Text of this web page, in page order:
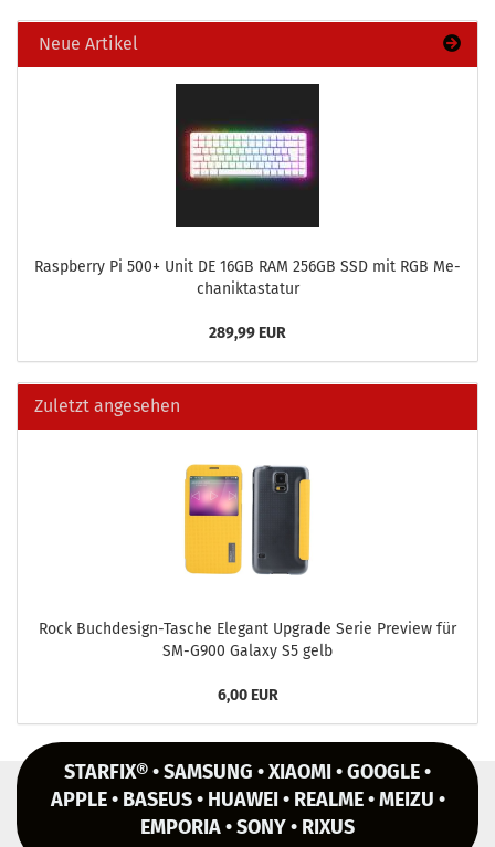
Neue Artikel
Raspber­ry Pi 500+ Unit DE 16GB RAM 256GB SSD mit RGB Me­
cha­nik­tas­ta­tur
289,99 EUR
Zuletzt angesehen
Rock Buchdesign-​Tasche Ele­gant Up­grade Serie Pre­view für
SM-​G900 Ga­la­xy S5 gelb
6,00 EUR
STARFIX® • SAMSUNG • XIAOMI • GOOGLE •
APPLE • BASEUS • HUAWEI • REALME • MEIZU •
EMPORIA • SONY • RIXUS